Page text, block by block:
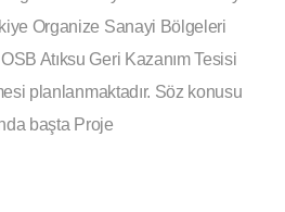
Organize Sanayi Bölgeleri
Atıksu Geri Kazanım Tesisi
planlanmaktadır. Söz konusu
başta Proje